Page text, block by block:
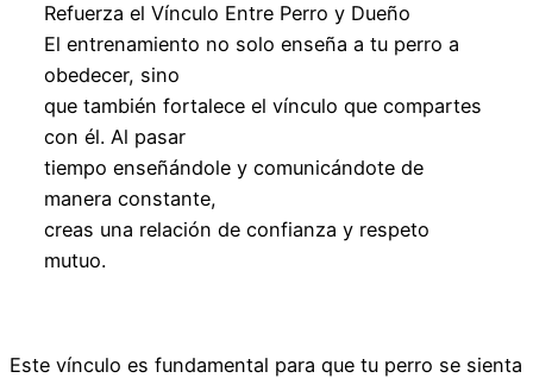
Refuerza el Vínculo Entre Perro y Dueño
El entrenamiento no solo enseña a tu perro a
obedecer, sino
que también fortalece el vínculo que compartes
con él. Al pasar
tiempo enseñándole y comunicándote de
manera constante,
creas una relación de confianza y respeto
mutuo.
Este vínculo es fundamental para que tu perro se sienta